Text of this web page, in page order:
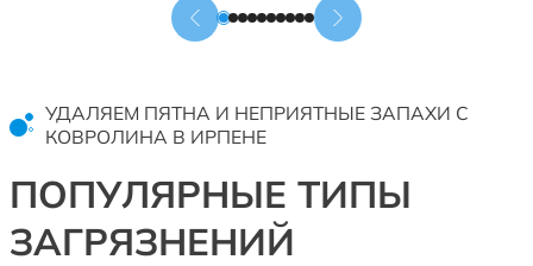
УДАЛЯЕМ ПЯТНА И НЕПРИЯТНЫЕ ЗАПАХИ С
КОВРОЛИНА В ИРПЕНЕ
ПОПУЛЯРНЫЕ ТИПЫ
ЗАГРЯЗНЕНИЙ